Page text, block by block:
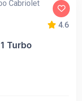
4.6
Turbo